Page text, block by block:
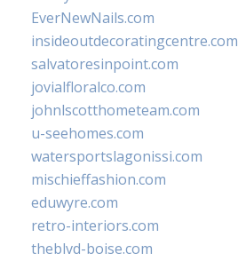
EverNewNails.com
insideoutdecoratingcentre.com
salvatoresinpoint.com
jovialfloralco.com
johnlscotthometeam.com
u-seehomes.com
watersportslagonissi.com
mischieffashion.com
eduwyre.com
retro-interiors.com
theblvd-boise.com